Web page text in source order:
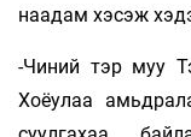
наадам хэсэж
-Чиний тэр муу
Хоёулаа